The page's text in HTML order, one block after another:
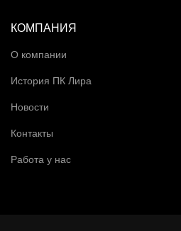
КОМПАНИЯ
О компании
История ПК Лира
Новости
Контакты
Работа у нас